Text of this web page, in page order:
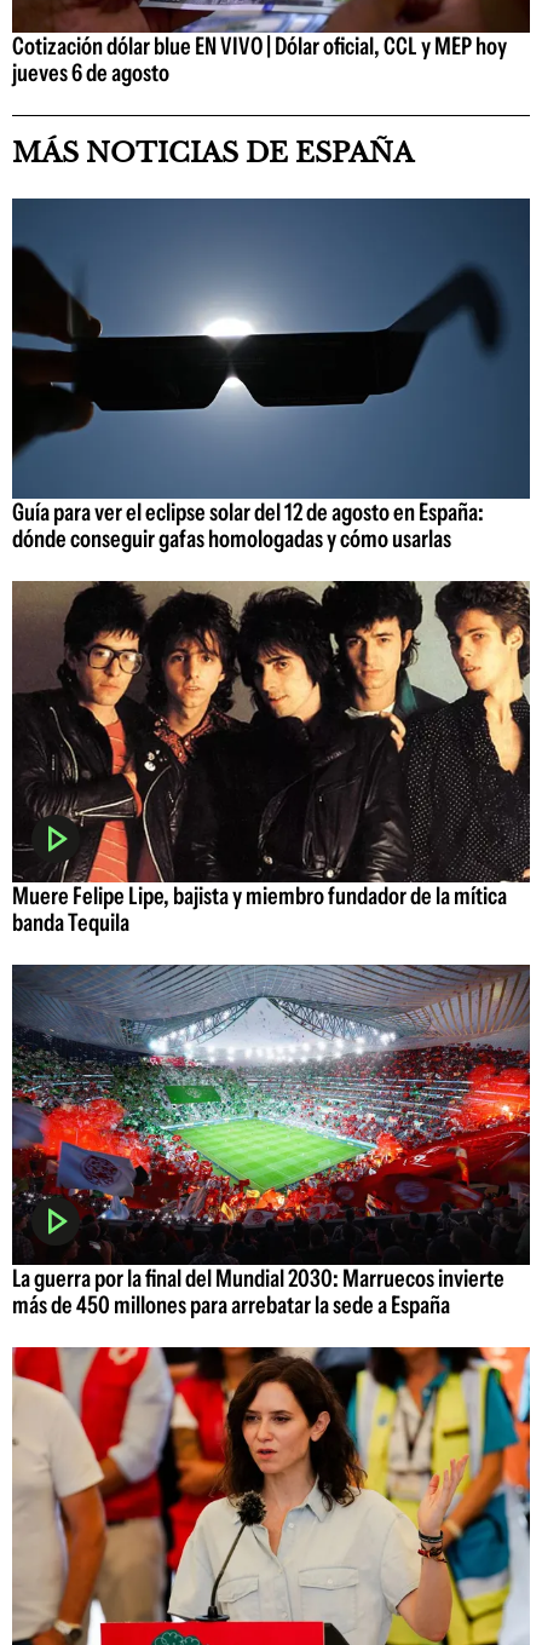
Cotización dólar blue EN VIVO | Dólar oficial, CCL y MEP hoy
jueves 6 de agosto
MÁS NOTICIAS DE ESPAÑA
Guía para ver el eclipse solar del 12 de agosto en España:
dónde conseguir gafas homologadas y cómo usarlas
Muere Felipe Lipe, bajista y miembro fundador de la mítica
banda Tequila
La guerra por la final del Mundial 2030: Marruecos invierte
más de 450 millones para arrebatar la sede a España